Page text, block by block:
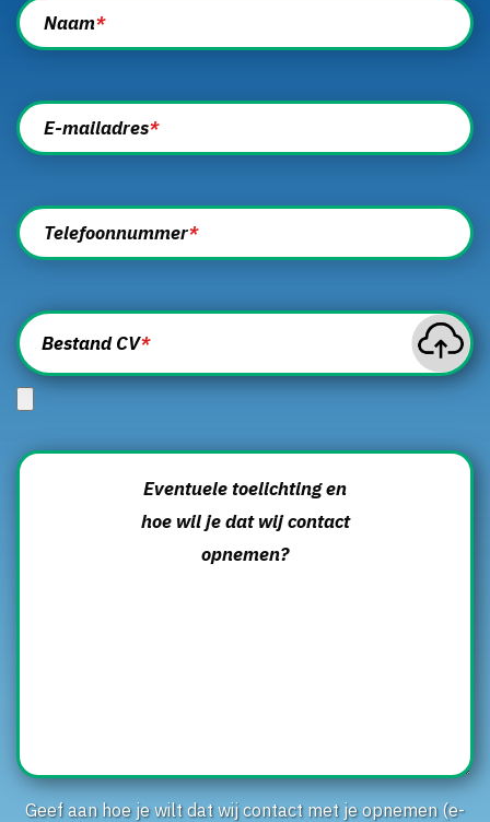
Naam*
E-mailadres*
Telefoonnummer*
Bestand CV*
Eventuele toelichting en
hoe wil je dat wij contact
opnemen?
Geef aan hoe je wilt dat wij contact met je opnemen (e-